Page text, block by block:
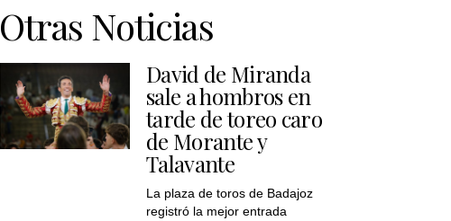
Otras Noticias
David de Miranda
sale a hombros en
tarde de toreo caro
de Morante y
Talavante
La plaza de toros de Badajoz
registró la mejor entrada